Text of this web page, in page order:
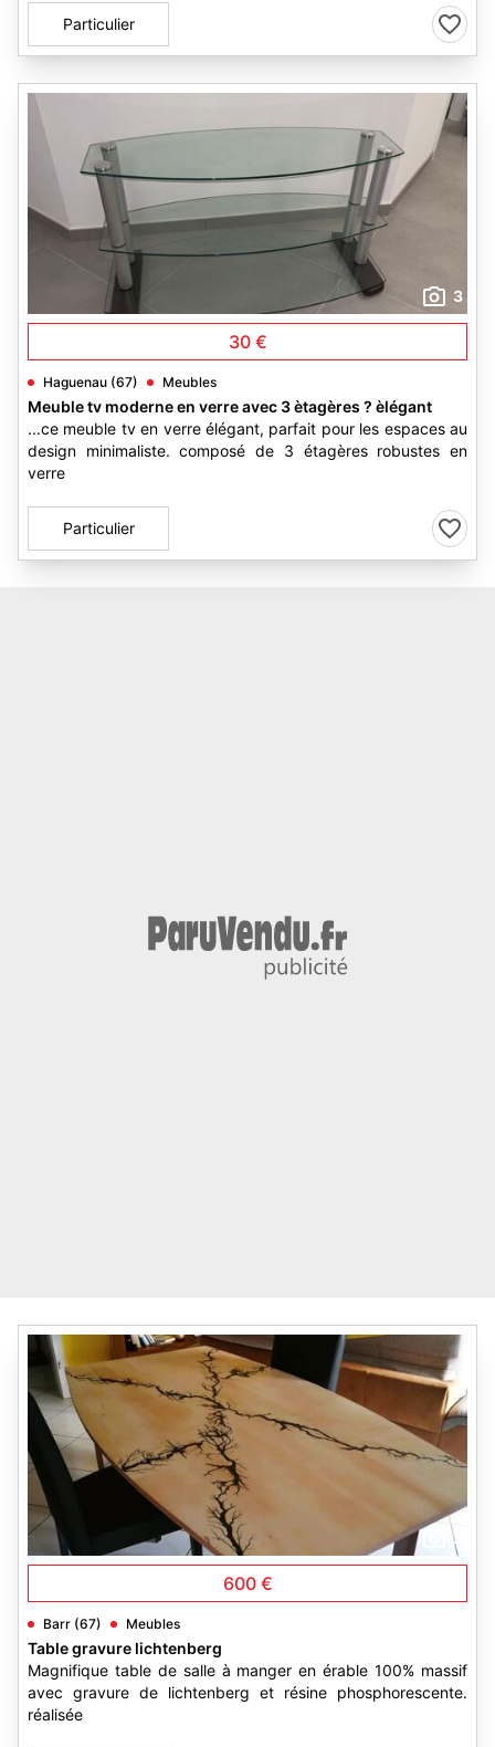
Particulier
3
30 €
Haguenau (67) Meubles
Meuble tv moderne en verre avec 3 ètagères ? èlégant
...ce meuble tv en verre élégant, parfait pour les espaces au
design minimaliste. composé de 3 étagères robustes en
verre
Particulier
2
600 €
Barr (67) Meubles
Table gravure lichtenberg
Magnifique table de salle à manger en érable 100% massif
avec gravure de lichtenberg et résine phosphorescente.
réalisée